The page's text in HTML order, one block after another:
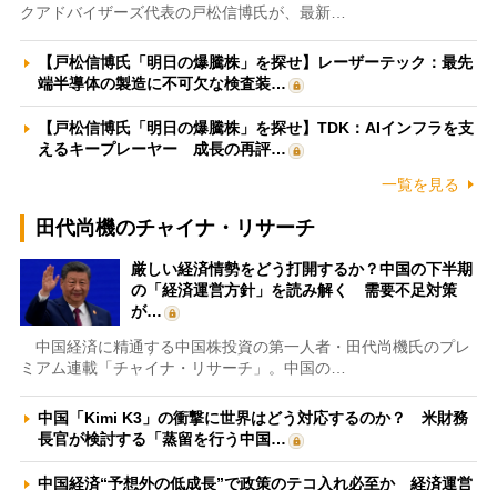
クアドバイザーズ代表の戸松信博氏が、最新…
【戸松信博氏「明日の爆騰株」を探せ】レーザーテック：最先
端半導体の製造に不可欠な検査装…
【戸松信博氏「明日の爆騰株」を探せ】TDK：AIインフラを支
えるキープレーヤー 成長の再評…
一覧を見る
田代尚機のチャイナ・リサーチ
厳しい経済情勢をどう打開するか？中国の下半期
の「経済運営方針」を読み解く 需要不足対策
が…
中国経済に精通する中国株投資の第一人者・田代尚機氏のプレ
ミアム連載「チャイナ・リサーチ」。中国の…
中国「Kimi K3」の衝撃に世界はどう対応するのか？ 米財務
長官が検討する「蒸留を行う中国…
中国経済“予想外の低成長”で政策のテコ入れ必至か 経済運営